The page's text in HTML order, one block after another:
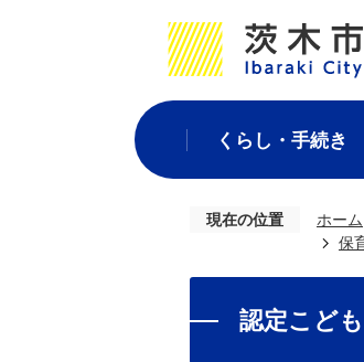
くらし・手続き
現在の位置 ホーム
保
認定こど